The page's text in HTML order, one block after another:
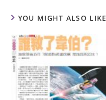
YOU MIGHT ALSO LIKE